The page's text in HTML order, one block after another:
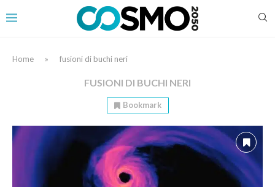
Home » fusioni di buchi neri
FUSIONI DI BUCHI NERI
Bookmark